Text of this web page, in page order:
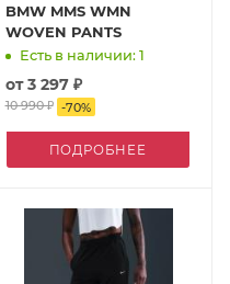
BMW MMS WMN
WOVEN PANTS
Есть в наличии: 1
от3 297 ₽
10 990 ₽ -70%
ПОДРОБНЕЕ